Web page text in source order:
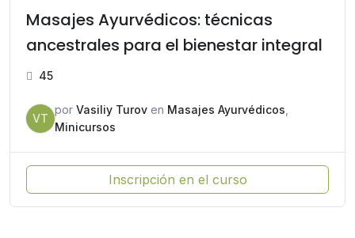
Masajes Ayurvédicos: técnicas
ancestrales para el bienestar integral
45
VT
por Vasiliy Turov en Masajes Ayurvédicos
Minicursos
Inscripción en el curso